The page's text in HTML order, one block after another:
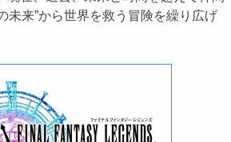
未来”から世界を救う冒険を繰り広げ